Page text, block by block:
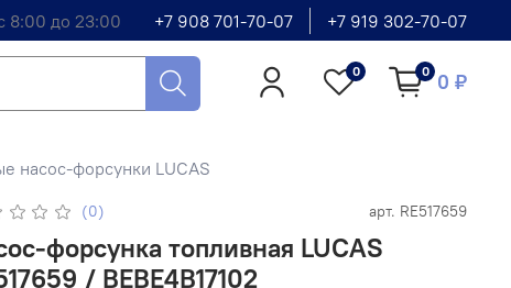
8:00 до 23:00 +7 908 701-70-07 +7 919 302-70-07
0 0 0 ₽
насос-форсунки LUCAS
(0) арт. RE517659
форсунка топливная LUCAS
/ BEBE4B17102